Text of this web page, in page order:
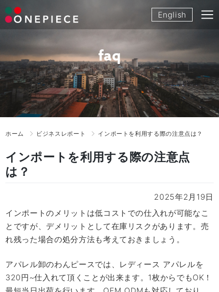
Skip
to
English
faq
ホーム ビジネスレポート インポートを利用する際の注意点は？
インポートを利用する際の注意点
は？
2025年2月19日
インポートのメリットは低コストでの仕入れが可能なこ
とですが、デメリットとして在庫リスクがあります。売
れ残った場合の処分方法も考えておきましょう。
アパレル卸のわんピースでは、レディース アパレルを
320円~仕入れて頂くことが出来ます。1枚からでもOK！